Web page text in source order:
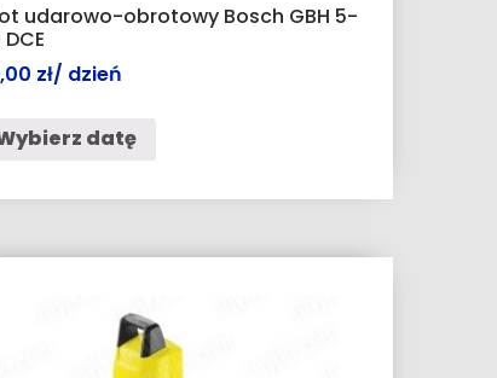
udarowo-obrotowy Bosch GBH 5-
zł/ dzień
datę